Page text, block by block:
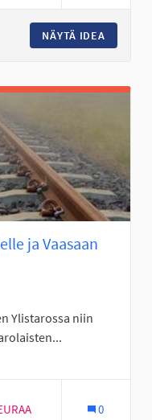
NÄYTÄ IDEA
ja Vaasaan
Ylistarossa niin
Seinäjoki
0